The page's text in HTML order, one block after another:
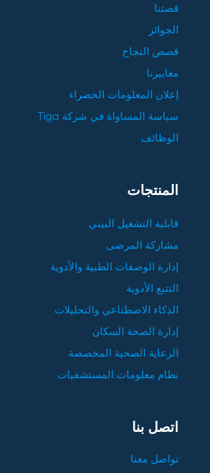
قصتنا
الجوائز
قصص النجاح
معاييرنا
إعلان المعلومات الخضراء
سياسة المساواة في شركة Tiga
الوظائف
المنتجات
قابلية التشغيل البيني
مشاركة المرضى
إدارة الوصفات الطبية والأدوية
التتبع الأدوية
الذكاء الاصطناعي والتحليلات
إدارة الصحة السكان
الرعاية الصحية المخصصة
نظام معلومات المستشفيات
اتصل بنا
تواصل معنا